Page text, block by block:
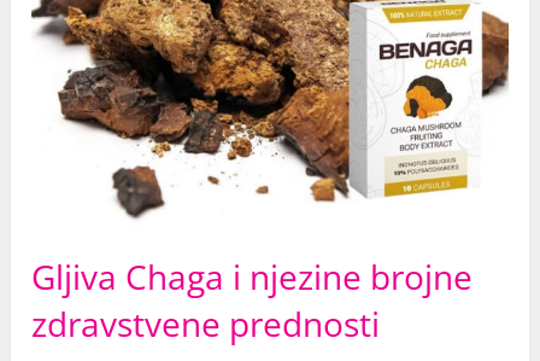
Gljiva Chaga i njezine brojne
zdravstvene prednosti